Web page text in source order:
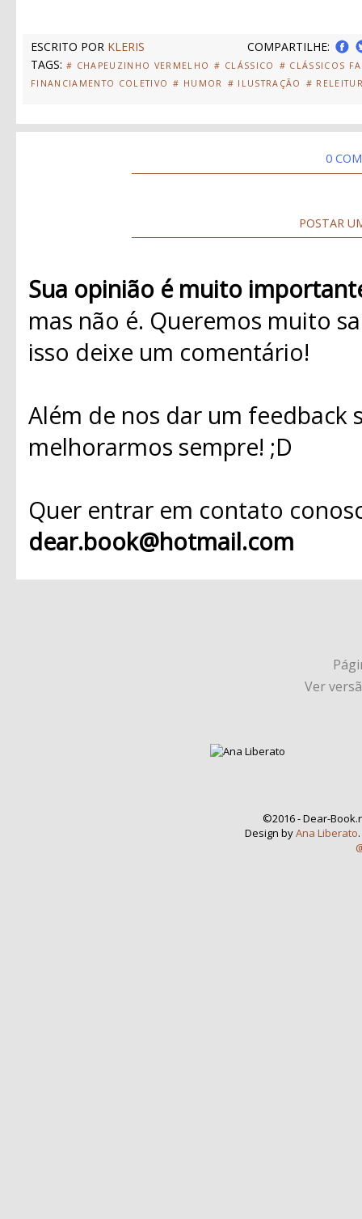
ESCRITO POR KLERIS
COMPARTILHE:
TAGS: # CHAPEUZINHO VERMELHO # CLÁSSICO
# CLÁSSICOS
FINANCIAMENTO COLETIVO # HUMOR # ILUSTRAÇÃO #
0
POSTAR
Sua opinião é muito
mas não é. Queremos muito
isso deixe um comentário!
Além de nos dar um
melhorarmos sempre! ;D
Quer entrar em contato
dear.book@hotmail.com
Ver
©2016 - Dear-
Design byAna Liberato